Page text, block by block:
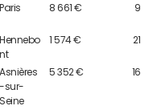
Paris 8 661 € 9
Hennebo
nt
1 574 € 21
Asnières
-sur-
Seine
5 352 € 16